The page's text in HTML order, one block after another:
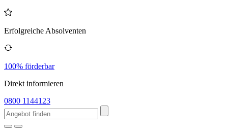
Erfolgreiche Absolventen
100% förderbar
Direkt informieren
0800 1144123